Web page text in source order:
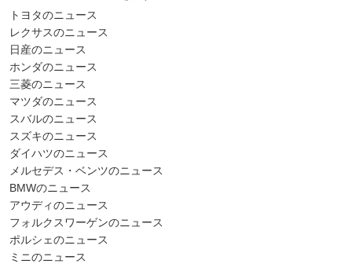
トヨタのニュース
レクサスのニュース
日産のニュース
ホンダのニュース
三菱のニュース
マツダのニュース
スバルのニュース
スズキのニュース
ダイハツのニュース
メルセデス・ベンツのニュース
BMWのニュース
アウディのニュース
フォルクスワーゲンのニュース
ポルシェのニュース
ミニのニュース